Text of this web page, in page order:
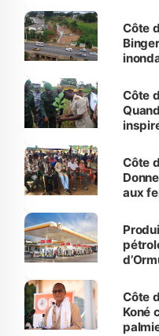
Côte
Côte
Côte
aux
Côte
Koné